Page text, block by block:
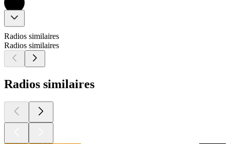
Radios similaires
Radios similaires
Radios similaires